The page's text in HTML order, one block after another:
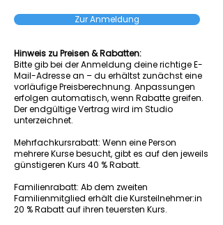
Zur Anmeldung
Hinweis zu Preisen & Rabatten:
Bitte gib bei der Anmeldung deine richtige E-
Mail-Adresse an – du erhältst zunächst eine
vorläufige Preisberechnung. Anpassungen
erfolgen automatisch, wenn Rabatte greifen.
Der endgültige Vertrag wird im Studio
unterzeichnet.
Mehrfachkursrabatt: Wenn eine Person
mehrere Kurse besucht, gibt es auf den jeweils
günstigeren Kurs 40 % Rabatt.
Familienrabatt: Ab dem zweiten
Familienmitglied erhält die Kursteilnehmer:in
20 % Rabatt auf ihren teuersten Kurs.